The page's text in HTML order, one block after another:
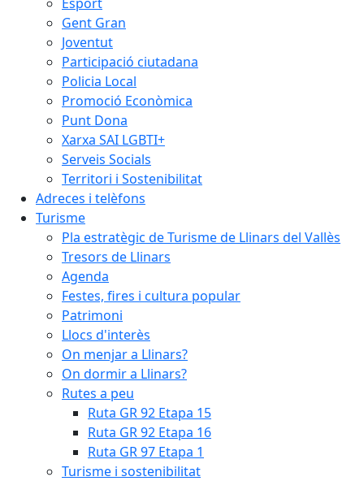
Gent Gran
Joventut
Participació ciutadana
Policia Local
Promoció Econòmica
Punt Dona
Xarxa SAI LGBTI+
Serveis Socials
Territori i Sostenibilitat
Adreces i telèfons
Turisme
Pla estratègic de Turisme de Llinars del Vallès
Tresors de Llinars
Agenda
Festes, fires i cultura popular
Patrimoni
Llocs d'interès
On menjar a Llinars?
On dormir a Llinars?
Rutes a peu
Ruta GR 92 Etapa 15
Ruta GR 92 Etapa 16
Ruta GR 97 Etapa 1
Turisme i sostenibilitat